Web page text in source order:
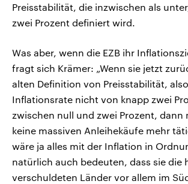
Preisstabilität, die inzwischen als
zwei Prozent definiert wird.
Was aber, wenn die EZB ihr
fragt sich Krämer: „Wenn sie jetzt
alten Definition von Preisstabilität,
Inflationsrate nicht von knapp zwei
zwischen null und zwei Prozent, dann
keine massiven Anleihekäufe mehr
wäre ja alles mit der Inflation in
natürlich auch bedeuten, dass sie die
verschuldeten Länder vor allem im